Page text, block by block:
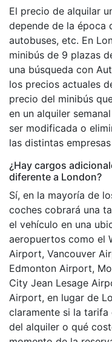
El precio de alquilar
depende de la época
autobuses, etc. En
minibús de 9 plazas
una búsqueda con
los precios actuales
precio del minibús
en un alquiler
ser modificada o
las distintas
¿Hay cargos
diferente a London?
Sí, en la mayoría de
coches cobrará una
el vehículo en una
aeropuertos como el
Airport, Vancouver
Edmonton Airport,
City Jean Lesage
Airport, en lugar de
claramente si la
del alquiler o qué